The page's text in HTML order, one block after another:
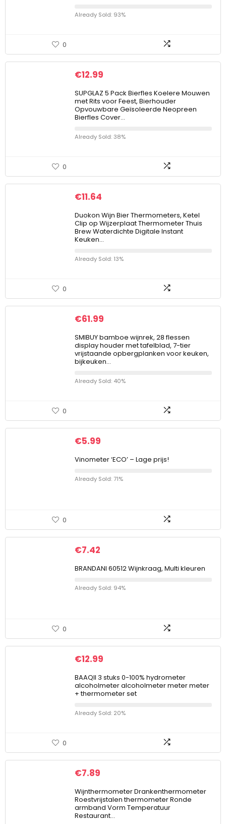
Already Sold: 93%
0
€12.99
SUPGLAZ 5 Pack Bierfles Koelere Mouwen
met Rits voor Feest, Bierhouder
Opvouwbare Geïsoleerde Neopreen
Bierfles Cover…
Already Sold: 38%
0
€11.64
Duokon Wijn Bier Thermometers, Ketel
Clip op Wijzerplaat Thermometer Thuis
Brew Waterdichte Digitale Instant
Keuken…
Already Sold: 13%
0
€61.99
SMIBUY bamboe wijnrek, 28 flessen
display houder met tafelblad, 7-tier
vrijstaande opbergplanken voor keuken,
bijkeuken…
Already Sold: 40%
0
€5.99
Vinometer ‘ECO’ – Lage prijs!
Already Sold: 71%
0
€7.42
BRANDANI 60512 Wijnkraag, Multi kleuren
Already Sold: 94%
0
€12.99
BAAQII 3 stuks 0-100% hydrometer
alcoholmeter alcoholmeter meter meter
+ thermometer set
Already Sold: 20%
0
€7.89
Wijnthermometer Drankenthermometer
Roestvrijstalen thermometer Ronde
armband Vorm Temperatuur
Restaurant…